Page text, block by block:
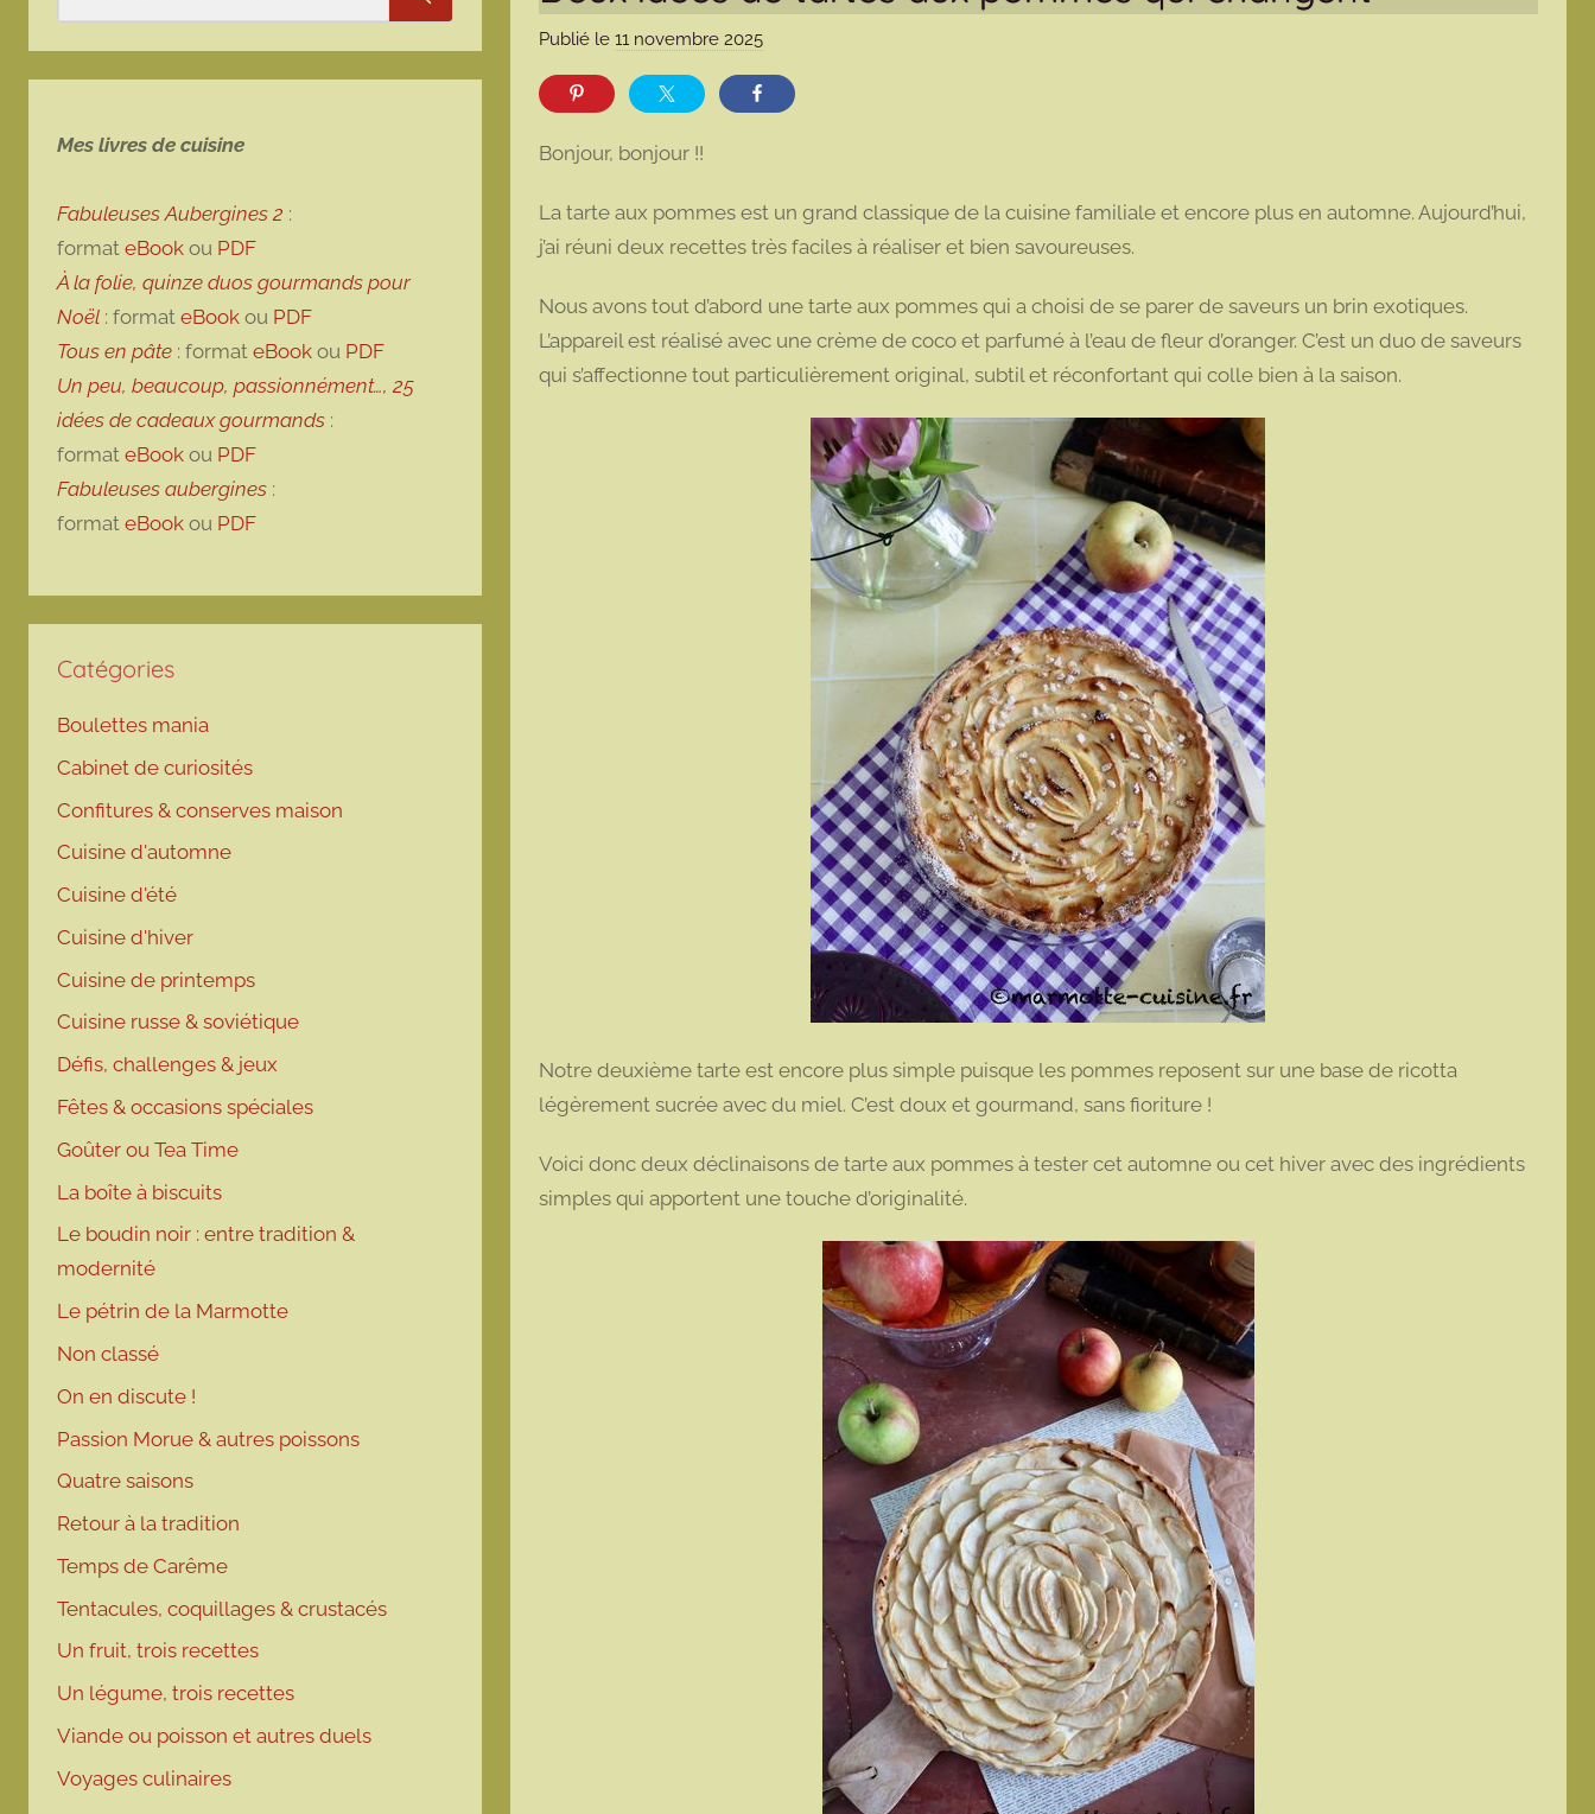
Publié le 11 novembre 2025p
m
o
e
Bonjour, bonjour !!
La tarte aux pommes est un grand classique de la cuisine familiale et encore plus en automne. Aujourd’hui,
j’ai réuni deux recettes très faciles à réaliser et bien savoureuses.
Nous avons tout d’abord une tarte aux pommes qui a choisi de se parer de saveurs un brin exotiques.
L’appareil est réalisé avec une crème de coco et parfumé à l’eau de fleur d’oranger. C’est un duo de saveurs
qui s’affectionne tout particulièrement original, subtil et réconfortant qui colle bien à la saison.
Notre deuxième tarte est encore plus simple puisque les pommes reposent sur une base de ricotta
légèrement sucrée avec du miel. C’est doux et gourmand, sans fioriture !
Voici donc deux déclinaisons de tarte aux pommes à tester cet automne ou cet hiver avec des ingrédients
simples qui apportent une touche d’originalité.
Rechercher
Mes livres de cuisine
Fabuleuses Aubergines 2 :
format eBook ou PDF
À la folie, quinze duos gourmands pour
Noël : format eBook ou PDF
Tous en pâte : format eBook ou PDF
Un peu, beaucoup, passionnément…, 25
idées de cadeaux gourmands :
format eBook ou PDF
Fabuleuses aubergines :
format eBook ou PDF
Catégories
Boulettes mania
Cabinet de curiosités
Confitures & conserves maison
Cuisine d'automne
Cuisine d'été
Cuisine d'hiver
Cuisine de printemps
Cuisine russe & soviétique
Défis, challenges & jeux
Fêtes & occasions spéciales
Goûter ou Tea Time
La boîte à biscuits
Le boudin noir : entre tradition &
modernité
Le pétrin de la Marmotte
Non classé
On en discute !
Passion Morue & autres poissons
Quatre saisons
Retour à la tradition
Temps de Carême
Tentacules, coquillages & crustacés
Un fruit, trois recettes
Un légume, trois recettes
Viande ou poisson et autres duels
Voyages culinaires